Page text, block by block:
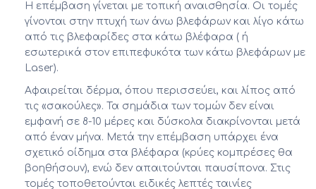
Η επέμβαση γίνεται με τοπική αναισθησία. Οι τομές
γίνονται στην πτυχή των άνω βλεφάρων και λίγο κάτω
από τις βλεφαρίδες στα κάτω βλέφαρα ( ή
εσωτερικά στον επιπεφυκότα των κάτω βλεφάρων με
Laser).
Αφαιρείται δέρμα, όπου περισσεύει, και λίπος από
τις «σακούλες». Τα σημάδια των τομών δεν είναι
εμφανή σε 8-10 μέρες και δύσκολα διακρίνονται μετά
από έναν μήνα. Μετά την επέμβαση υπάρχει ένα
σχετικό οίδημα στα βλέφαρα (κρύες κομπρέσες θα
βοηθήσουν), ενώ δεν απαιτούνται παυσίπονα. Στις
τομές τοποθετούνται ειδικές λεπτές ταινίες